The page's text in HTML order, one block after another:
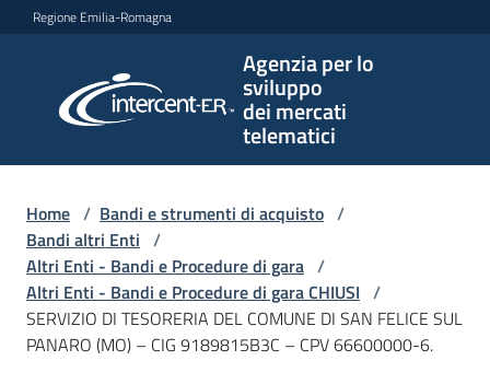
Vai al contenuto
Vai alla navigazione
Vai al footer
Regione Emilia-Romagna
Agenzia per lo
sviluppo
dei mercati
telematici
per lo
sviluppo
telematici
L'Agenzia
Home / Bandi e strumenti di acquisto /
Bandi altri Enti /
Altri Enti - Bandi e Procedure di gara /
Altri Enti - Bandi e Procedure di gara CHIUSI /
SERVIZIO DI TESORERIA DEL COMUNE DI SAN FELICE SUL
PANARO (MO) – CIG 9189815B3C – CPV 66600000-6.